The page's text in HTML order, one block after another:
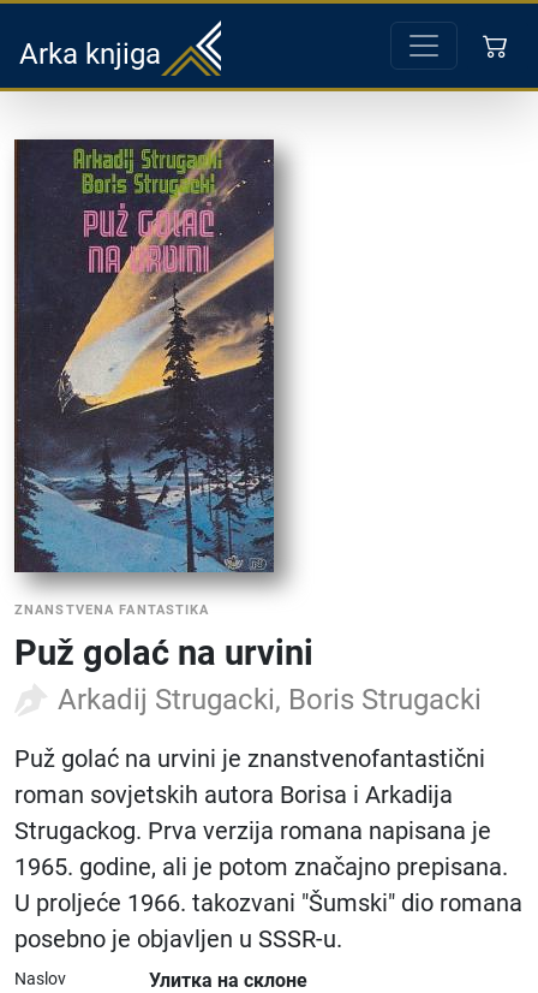
Arka knjiga
ZNANSTVENA FANTASTIKA
Puž golać na urvini
Arkadij Strugacki, Boris Strugacki
Puž golać na urvini je znanstvenofantastični
roman sovjetskih autora Borisa i Arkadija
Strugackog. Prva verzija romana napisana je
1965. godine, ali je potom značajno prepisana.
U proljeće 1966. takozvani "Šumski" dio romana
posebno je objavljen u SSSR-u.
Naslov
Улитка на склоне